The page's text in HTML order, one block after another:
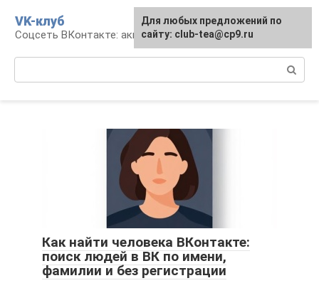
контенту
VK-клуб
Соцсеть ВКонтакте: аккаунт, общение, досуг
Как найти человека ВКонтакте:
поиск людей в ВК по имени,
фамилии и без регистрации
Для любых предложений по
сайту: club-tea@cp9.ru